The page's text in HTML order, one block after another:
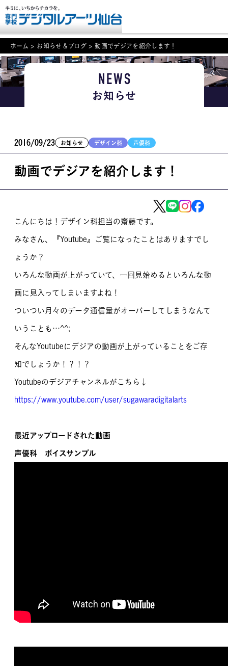
NEWS
学科・専攻案内
学校案内
就職・資格
学びの環境
MOVIE
留学生のみなさま
保護者のみなさま
企業のみなさま
卒業生のみなさま
資料請求
交通アクセス
学校情報公開
よくある質問
個人情報保護
サイトマップ
ホーム > お知らせ＆ブログ > 動画でデジアを紹介します！
NEWS
お知らせ
2016/09/23 お知らせ デザイン科 声優科
動画でデジアを紹介します！
こんにちは！デザイン科担当の齋藤です。
みなさん、『Youtube』ご覧になったことはありますでし
ょうか？
いろんな動画が上がっていて、一回見始めるといろんな動
画に見入ってしまいますよね！
ついつい月々のデータ通信量がオーバーしてしまうなんて
いうことも…^^;
そんなYoutubeにデジアの動画が上がっていることをご存
知でしょうか！？！？
Youtubeのデジアチャンネルがこちら↓
https://www.youtube.com/user/sugawaradigitalarts
最近アップロードされた動画
声優科 ボイスサンプル